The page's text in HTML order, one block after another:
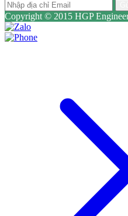
Copyright © 2015 HGP